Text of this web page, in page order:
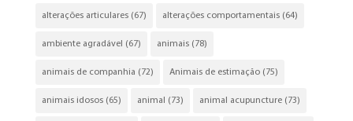
alterações articulares(67) alterações comportamentais(64)
ambiente agradável (67) animais(78)
animais de companhia (72) Animais de estimação(75)
animais idosos(65) animal (73) animal acupuncture(73)